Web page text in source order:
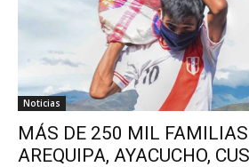
Noticias
MÁS DE 250 MIL
AREQUIPA, AYACUCHO,